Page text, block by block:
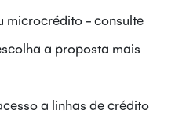
microcrédito - consulte
a proposta mais
a linhas de crédito